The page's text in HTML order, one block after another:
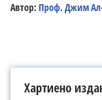
Автор: Проф. Джим
Хартиено